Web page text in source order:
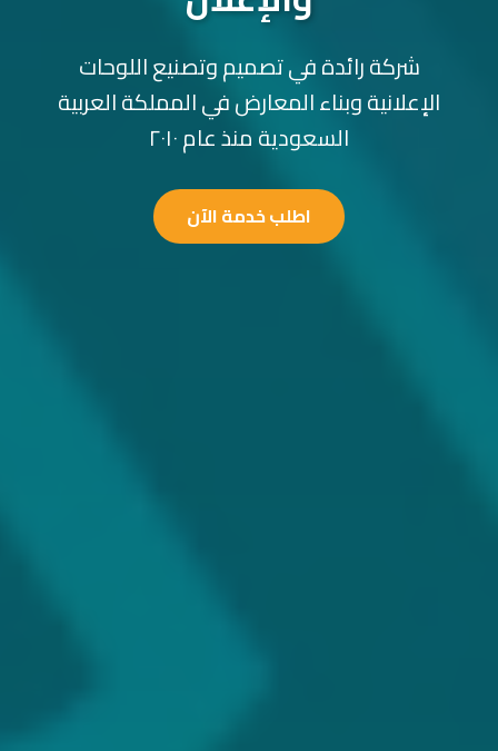
شركة رائدة في تصميم وتصنيع اللوحات
الإعلانية وبناء المعارض في المملكة العربية
السعودية منذ عام ٢٠١٠
اطلب خدمة الآن